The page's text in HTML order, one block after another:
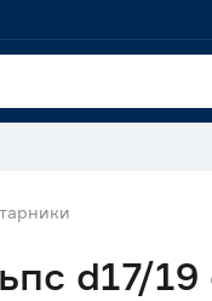
d17/19